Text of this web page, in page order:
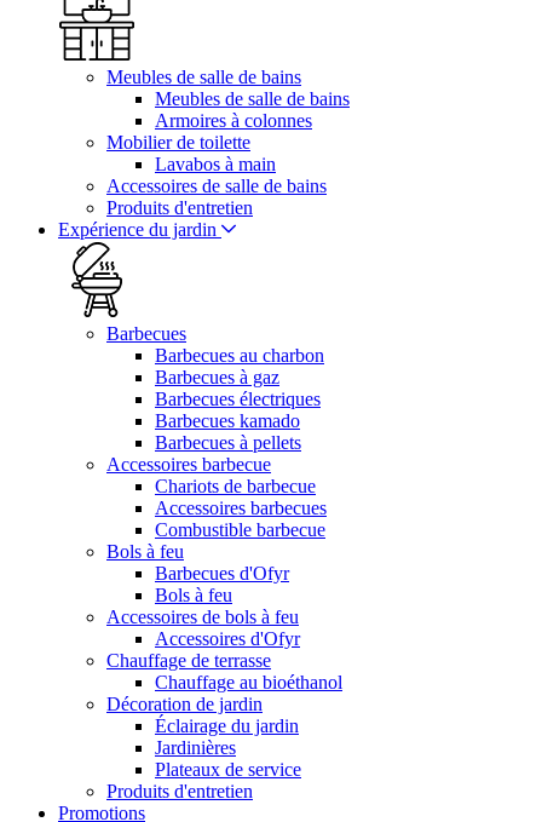
Meubles de salle de bains
Meubles de salle de bains
Armoires à colonnes
Mobilier de toilette
Lavabos à main
Accessoires de salle de bains
Produits d'entretien
Expérience du jardin
Barbecues
Barbecues au charbon
Barbecues à gaz
Barbecues électriques
Barbecues kamado
Barbecues à pellets
Accessoires barbecue
Chariots de barbecue
Accessoires barbecues
Combustible barbecue
Bols à feu
Barbecues d'Ofyr
Bols à feu
Accessoires de bols à feu
Accessoires d'Ofyr
Chauffage de terrasse
Chauffage au bioéthanol
Décoration de jardin
Éclairage du jardin
Jardinières
Plateaux de service
Produits d'entretien
Promotions